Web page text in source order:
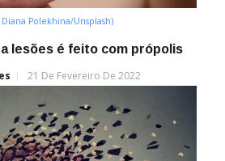
Polekhina/Unsplash)
lesões é feito com própolis
21 De Fevereiro De 2022